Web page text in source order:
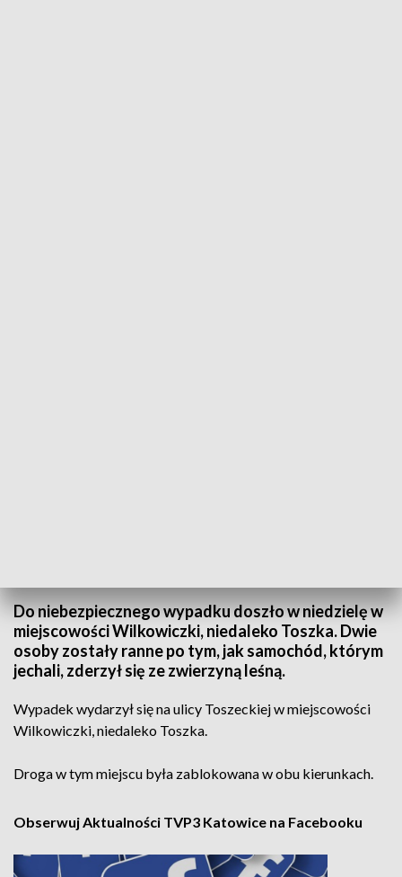
Do niebezpiecznego wypadku doszło w niedzielę w
miejscowości Wilkowiczki, niedaleko Toszka. Dwie
osoby zostały ranne po tym, jak samochód, którym
jechali, zderzył się ze zwierzyną leśną.
Wypadek wydarzył się na ulicy Toszeckiej w miejscowości
Wilkowiczki, niedaleko Toszka.
Droga w tym miejscu była zablokowana w obu kierunkach.
Obserwuj Aktualności TVP3 Katowice na Facebooku